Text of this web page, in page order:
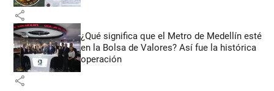
share
¿Qué significa que el Metro de Medellín esté
en la Bolsa de Valores? Así fue la histórica
operación
share